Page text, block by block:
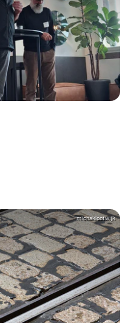
michaklootwijk